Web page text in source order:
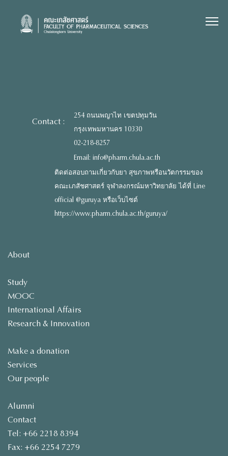
content
Contact :
254 ถนนพญาไท เขตปทุมวัน
กรุงเทพมหานคร 10330
02-218-8257
Email: info@pharm.chula.ac.th
ติดต่อสอบถามเกี่ยวกับยา สุขภาพหรือนวัตกรรมของ
คณะเภสัชศาสตร์ จุฬาลงกรณ์มหาวิทยาลัย ได้ที่ Line
official @guruya หรือเว็บไซต์
https://www.pharm.chula.ac.th/guruya/
About
Study
MOOC
International Affairs
Research & Innovation
Make a donation
Services
Our people
Alumni
Contact
Tel: +66 2218 8394
Fax: +66 2254 7279